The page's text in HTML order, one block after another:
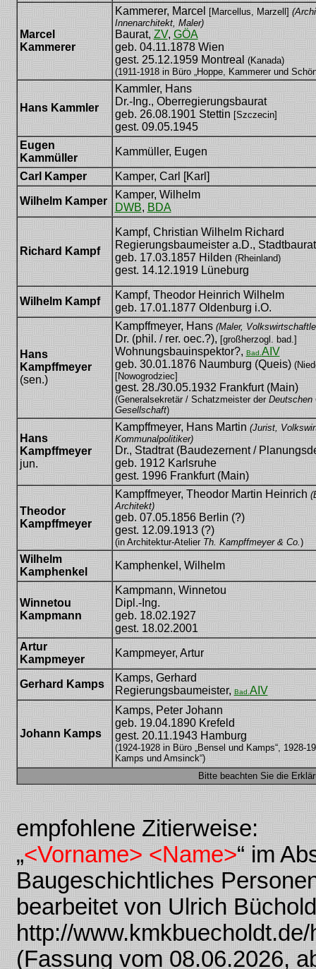
Marcel
Kammerer
Kammerer, Marcel [Marcellus, Marzell]
Innenarchitekt, Maler)
Baurat, ZV, GÖA
geb. 04.11.1878 Wien
gest. 25.12.1959 Montreal (Kanada)
(1911-1918 in Büro „Hoppe, Kammerer und
Hans Kammler
Kammler, Hans
Dr.-Ing., Oberregierungsbaurat
geb. 26.08.1901 Stettin [Szczecin]
gest. 09.05.1945
Eugen
Kammüller
Kammüller, Eugen
Carl Kamper Kamper, Carl [Karl]
Wilhelm Kamper
Kamper, Wilhelm
DWB, BDA
Richard Kampf
Kampf, Christian Wilhelm Richard
Regierungsbaumeister a.D.,
geb. 17.03.1857 Hilden (Rheinland)
gest. 14.12.1919 Lüneburg
Wilhelm Kampf
Kampf, Theodor Heinrich Wilhelm
geb. 17.01.1877 Oldenburg i.O.
Hans
Kampffmeyer
(sen.)
Kampffmeyer, Hans (Maler,
Dr. (phil. / rer. oec.?), [großherzogl. bad.]
Wohnungsbauinspektor?, Bad. AIV
geb. 30.01.1876 Naumburg (Queis)
[Nowogrodziec]
gest. 28./30.05.1932 Frankfurt (Main)
(Generalsekretär / Schatzmeister der Deutschen
Gesellschaft)
Hans
Kampffmeyer
jun.
Kampffmeyer, Hans Martin (Jurist,
Kommunalpolitiker)
Dr., Stadtrat (Baudezernent /
geb. 1912 Karlsruhe
gest. 1996 Frankfurt (Main)
Theodor
Kampffmeyer
Kampffmeyer, Theodor Martin Heinrich
Architekt)
geb. 07.05.1856 Berlin (?)
gest. 12.09.1913 (?)
(in Architektur-Atelier Th. Kampffmeyer & Co.)
Wilhelm
Kamphenkel
Kamphenkel, Wilhelm
Winnetou
Kampmann
Kampmann, Winnetou
Dipl.-Ing.
geb. 18.02.1927
gest. 18.02.2001
Artur
Kampmeyer
Kampmeyer, Artur
Gerhard Kamps
Kamps, Gerhard
Regierungsbaumeister, Bad. AIV
Johann Kamps
Kamps, Peter Johann
geb. 19.04.1890 Krefeld
gest. 20.11.1943 Hamburg
(1924-1928 in Büro „Bensel und Kamps“, 1928-
Kamps und Amsinck“)
Bitte beachten Sie die
empfohlene Zitierweise:
„<Vorname> <Name>“ im
Baugeschichtliches
bearbeitet von Ulrich
http://
(Fassung vom 08.06.2026,